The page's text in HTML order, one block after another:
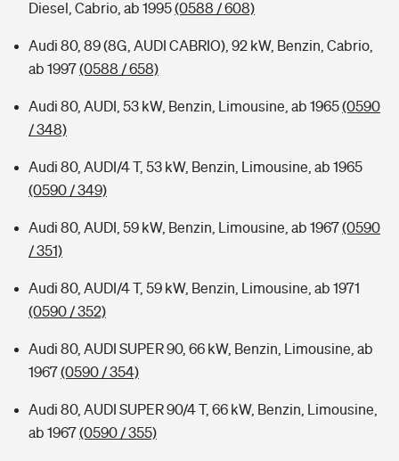
Diesel, Cabrio, ab 1995(0588 / 608)
Audi 80, 89 (8G, AUDI CABRIO), 92 kW, Benzin, Cabrio,
ab 1997(0588 / 658)
Audi 80, AUDI, 53 kW, Benzin, Limousine, ab 1965(0590
/ 348)
Audi 80, AUDI/4 T, 53 kW, Benzin, Limousine, ab 1965
(0590 / 349)
Audi 80, AUDI, 59 kW, Benzin, Limousine, ab 1967(0590
/ 351)
Audi 80, AUDI/4 T, 59 kW, Benzin, Limousine, ab 1971
(0590 / 352)
Audi 80, AUDI SUPER 90, 66 kW, Benzin, Limousine, ab
1967(0590 / 354)
Audi 80, AUDI SUPER 90/4 T, 66 kW, Benzin, Limousine,
ab 1967(0590 / 355)